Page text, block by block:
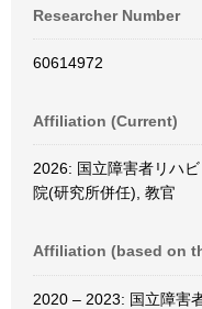
Researcher Number
60614972
Affiliation (Current)
2026: 国立障害者リハ
院(研究所併任), 教官
Affiliation (based on
2020 – 2023: 国立障害